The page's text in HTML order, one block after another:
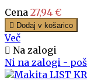
Cena 27,94 €
 Dodaj v košarico
Več
 Na zalogi
Ni na zalogi -